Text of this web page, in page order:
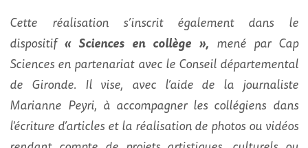
Cette réalisation s’inscrit également dans le
dispositif « Sciences en collège », mené par Cap
Sciences en partenariat avec le Conseil départemental
de Gironde. Il vise, avec l’aide de la journaliste
Marianne Peyri, à accompagner les collégiens dans
l'écriture d’articles et la réalisation de photos ou vidéos